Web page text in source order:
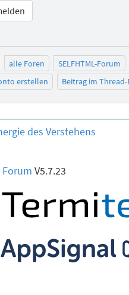
alle Foren SELFHTML-Forum
erstellen
Beitrag im
des Verstehens
Forum V5.7.23